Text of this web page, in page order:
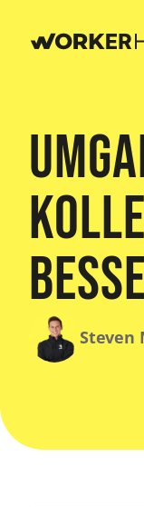
Steven